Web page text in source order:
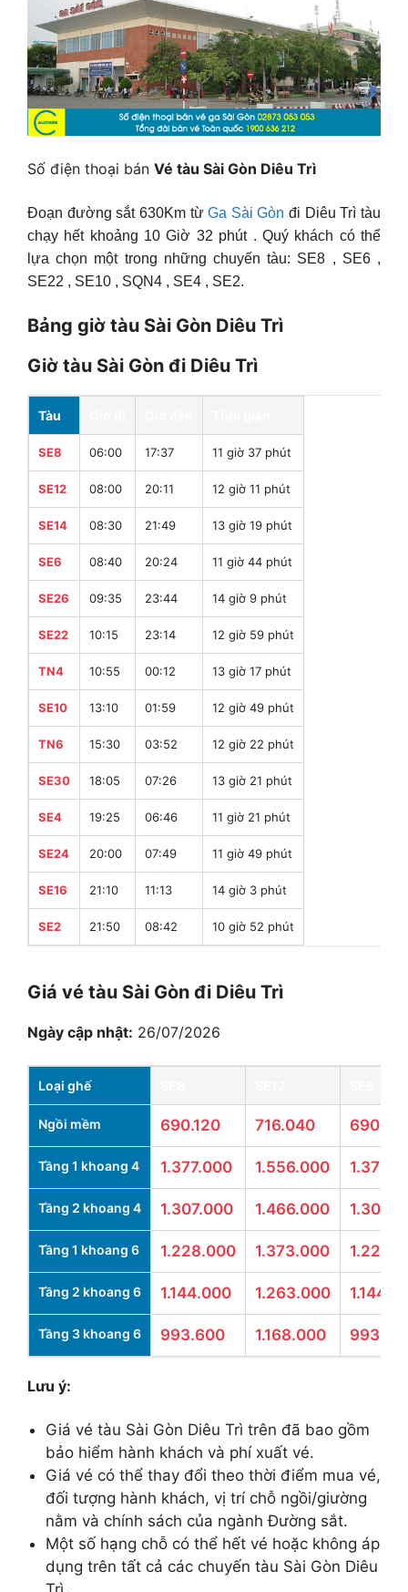
Số điện thoại bán Vé tàu Sài Gòn Diêu Trì
Đoạn đường sắt 630Km từGa Sài Gòn đi Diêu Trì tàu
chạy hết khoảng 10 Giờ 32 phút . Quý khách có thể
lựa chọn một trong những chuyến tàu: SE8 , SE6 ,
SE22 , SE10 , SQN4 , SE4 , SE2.
Bảng giờ tàu Sài Gòn Diêu Trì
Giờ tàu Sài Gòn đi Diêu Trì
Tàu
SE8 06:00 17:37 11 giờ 37 phút
SE12 08:00 20:11 12 giờ 11 phút
SE14 08:30 21:49 13 giờ 19 phút
SE6 08:40 20:24 11 giờ 44 phút
SE26 09:35 23:44 14 giờ 9 phút
SE22 10:15 23:14 12 giờ 59 phút
TN4 10:55 00:12 13 giờ 17 phút
SE10 13:10 01:59 12 giờ 49 phút
TN6 15:30 03:52 12 giờ 22 phút
SE30 18:05 07:26 13 giờ 21 phút
SE4 19:25 06:46 11 giờ 21 phút
SE24 20:00 07:49 11 giờ 49 phút
SE16 21:10 11:13 14 giờ 3 phút
SE2 21:50 08:42 10 giờ 52 phút
Giá vé tàu Sài Gòn đi Diêu Trì
Ngày cập nhật: 26/07/2026
Loại ghế
Ngồi mềm 690.120 716.040
Tầng 1 khoang 4 1.377.000 1.556.000
Tầng 2 khoang 4 1.307.000 1.466.000
Tầng 1 khoang 6 1.228.000 1.373.000
Tầng 2 khoang 6 1.144.000 1.263.000
Tầng 3 khoang 6 993.600 1.168.000
Lưu ý:
Giá vé tàu Sài Gòn Diêu Trì trên đã bao gồm
bảo hiểm hành khách và phí xuất vé.
Giá vé có thể thay đổi theo thời điểm mua vé,
đối tượng hành khách, vị trí chỗ ngồi/giường
nằm và chính sách của ngành Đường sắt.
Một số hạng chỗ có thể hết vé hoặc không áp
dụng trên tất cả các chuyến tàu Sài Gòn Diêu